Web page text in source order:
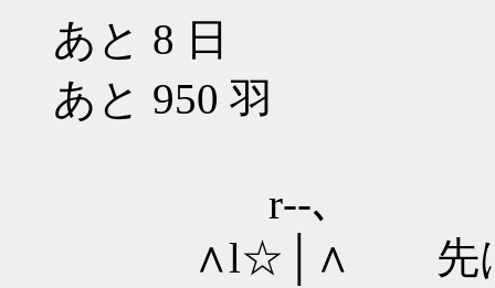
あと 8 日
あと 950 羽
r‐‐､
∧l☆│∧ 先は